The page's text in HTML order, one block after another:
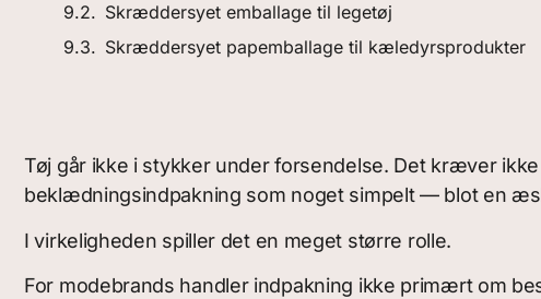
Skræddersyet emballage til legetøj
Skræddersyet papemballage til kæledyrsprodukter
Tøj går ikke i stykker under forsendelse. Det kræver
beklædningsindpakning som noget simpelt — blot en
I virkeligheden spiller det en meget større rolle.
For modebrands handler indpakning ikke primært om